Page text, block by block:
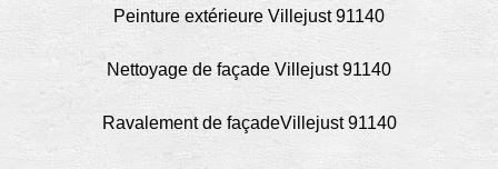
Peinture extérieure Villejust 91140
Nettoyage de façade Villejust 91140
Ravalement de façadeVillejust 91140